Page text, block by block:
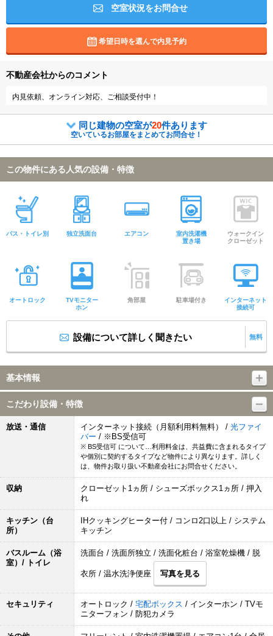
空室状況をお問合せ
希望日時を選んで内見予約
不動産会社からのコメント
内見依頼、オンライン対応、ご相談受付中！
同じ建物の空室が20件あります
空いているお部屋をまとめてお問合せ！
この物件にある人気の設備・特徴
バス・トイレ別 独立洗面台 エアコン
室内洗濯機
置き場
ウォークイン
クローゼット
オートロック
TVモニター
ホン
角部屋 駐車場付き
インターネット
接続可
設備について詳しく聞きたい 無料
基本情報
こだわり設備・特徴
放送・通信 インターネット接続（月額利用料無料） / 光ファイ
バー / ※BS受信可
※ BS受信可 について…利用料金は、共益費に含まれるタイプ
や個別に契約するタイプなど物件により異なります。詳しく
は、物件お取り扱い不動産会社にお問合せください。
収納
クローゼット1ヵ所 / シューズボックス1ヵ所 / 押入
れ
キッチン（台
所）
IHクッキングヒーター付 / コンロ2口以上 / システム
キッチン
バスルーム（浴
室）/ トイレ
洗面台 / 洗面所独立 / 洗面化粧台 / 浴室乾燥機 / 脱
衣所 / 温水洗浄便座 写真を見る
セキュリティ オートロック / 宅配ボックス / インターホン / TVモ
ニターフォン / 防犯カメラ